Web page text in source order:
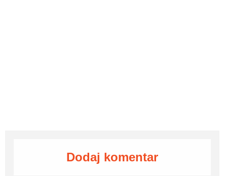
Dodaj komentar